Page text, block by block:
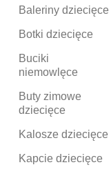
Baleriny dziecięce
Botki dziecięce
Buciki
niemowlęce
Buty zimowe
dziecięce
Kalosze dziecięce
Kapcie dziecięce